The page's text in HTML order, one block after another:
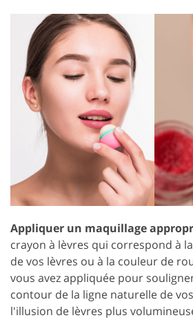
Appliquer un maquillage
crayon à lèvres qui correspond à
de vos lèvres ou à la couleur de
vous avez appliquée pour
contour de la ligne naturelle de
l'illusion de lèvres plus